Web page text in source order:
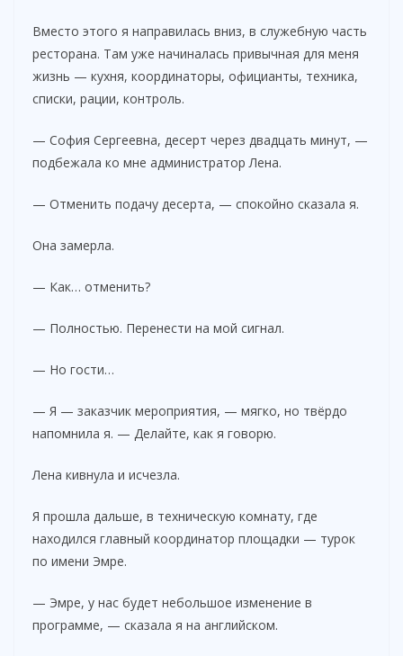
Вместо этого я направилась вниз, в служебную часть
ресторана. Там уже начиналась привычная для меня
жизнь — кухня, координаторы, официанты, техника,
списки, рации, контроль.
— София Сергеевна, десерт через двадцать минут, —
подбежала ко мне администратор Лена.
— Отменить подачу десерта, — спокойно сказала я.
Она замерла.
— Как… отменить?
— Полностью. Перенести на мой сигнал.
— Но гости…
— Я — заказчик мероприятия, — мягко, но твёрдо
напомнила я. — Делайте, как я говорю.
Лена кивнула и исчезла.
Я прошла дальше, в техническую комнату, где
находился главный координатор площадки — турок
по имени Эмре.
— Эмре, у нас будет небольшое изменение в
программе, — сказала я на английском.